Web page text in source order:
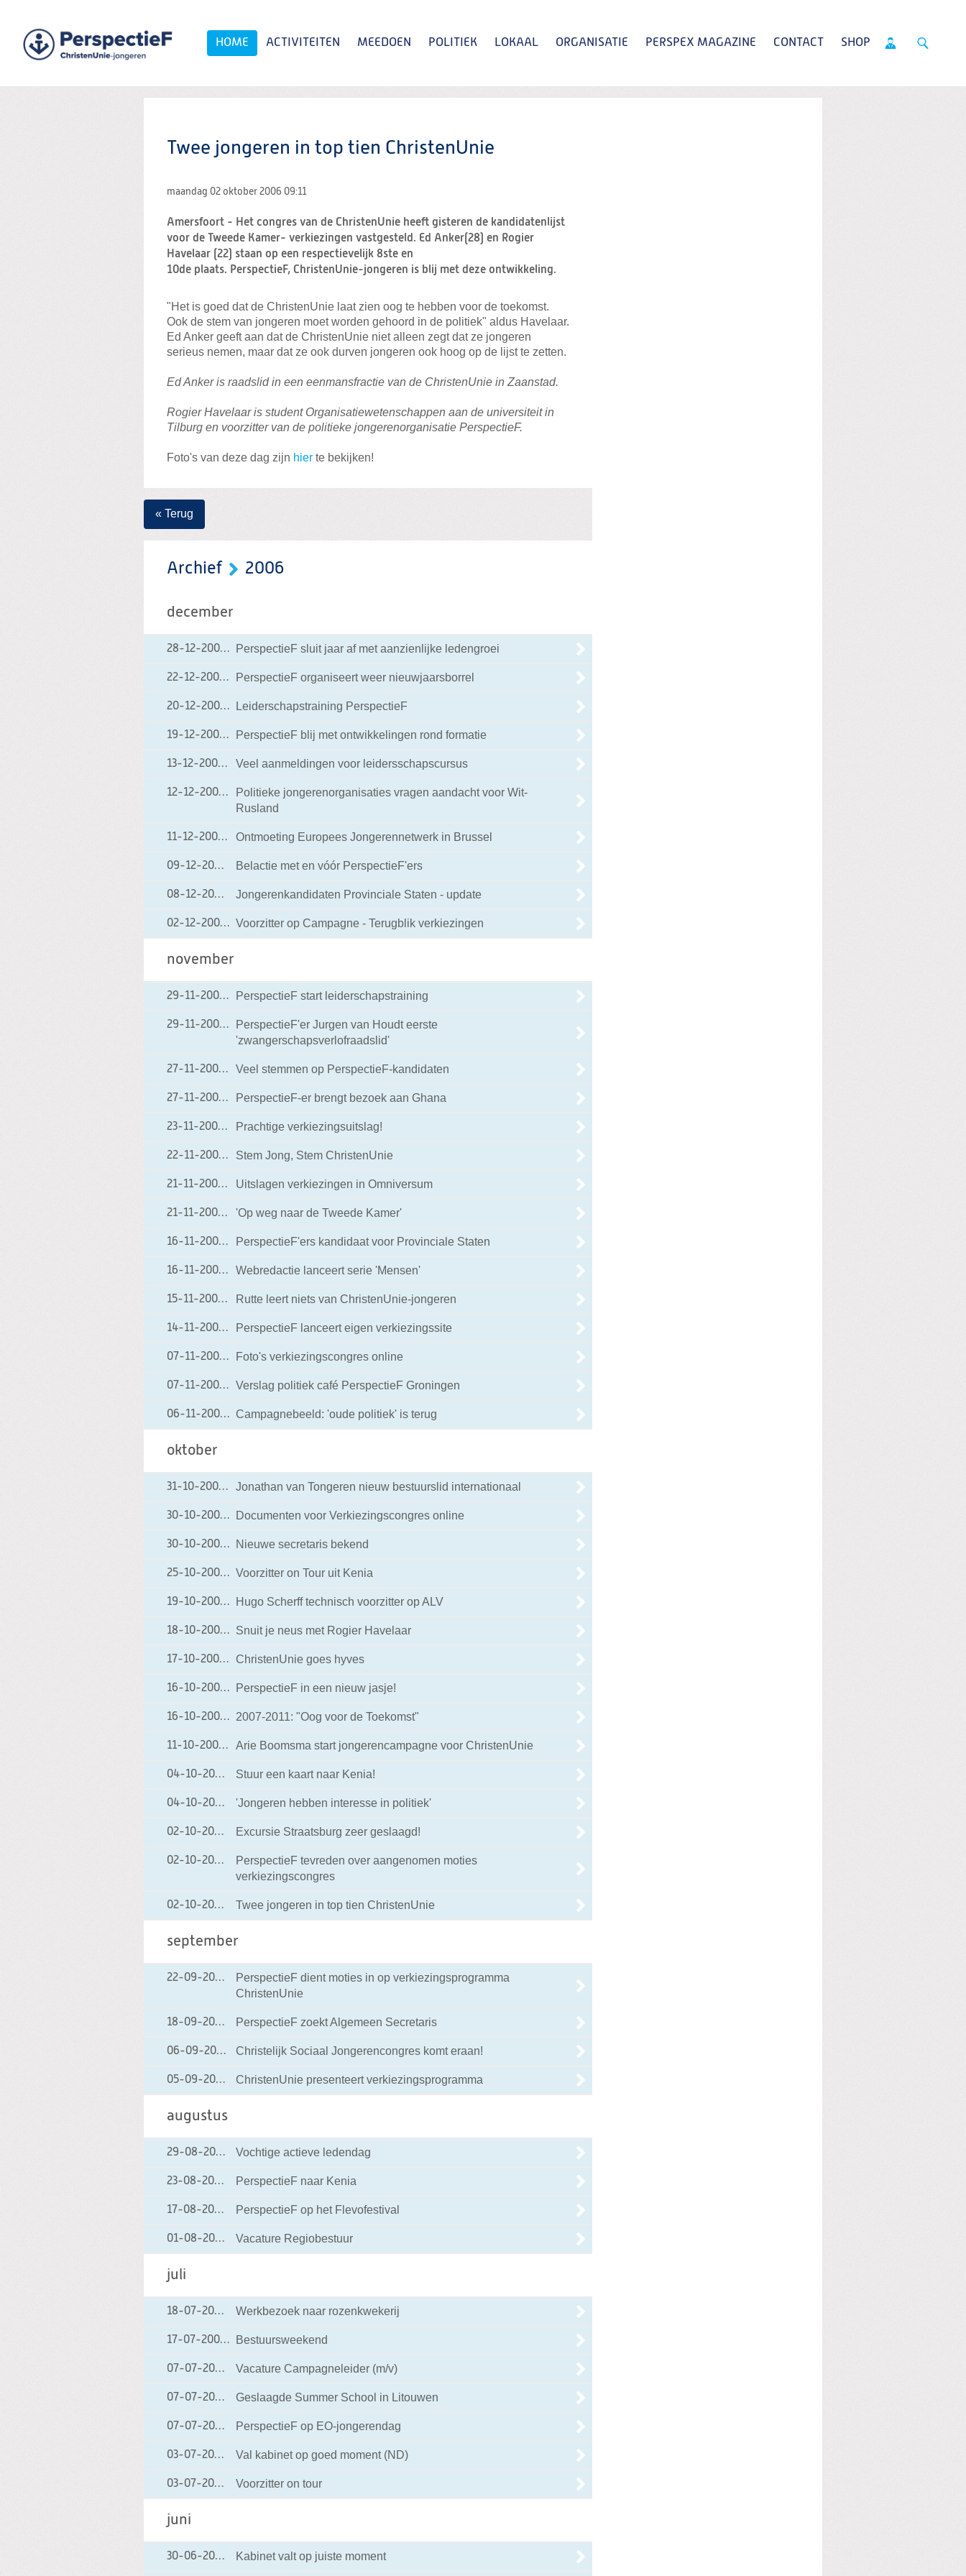
Spring
naar
HOME ACTIVITEITEN MEEDOEN POLITIEK LOKAAL ORGANISATIE PERSPEX MAGAZINE CONTACT SHOP
Twee jongeren in top tien ChristenUnie
maandag 02 oktober 2006 09:11
Amersfoort - Het congres van de ChristenUnie heeft gisteren de kandidatenlijst
voor de Tweede Kamer- verkiezingen vastgesteld. Ed Anker(28) en Rogier
Havelaar (22) staan op een respectievelijk 8ste en
10de plaats. PerspectieF, ChristenUnie-jongeren is blij met deze ontwikkeling.
"Het is goed dat de ChristenUnie laat zien oog te hebben voor de toekomst.
Ook de stem van jongeren moet worden gehoord in de politiek" aldus Havelaar.
Ed Anker geeft aan dat de ChristenUnie niet alleen zegt dat ze jongeren
serieus nemen, maar dat ze ook durven jongeren ook hoog op de lijst te zetten.
Ed Anker is raadslid in een eenmansfractie van de ChristenUnie in Zaanstad.
Rogier Havelaar is student Organisatiewetenschappen aan de universiteit in
Tilburg en voorzitter van de politieke jongerenorganisatie PerspectieF.
Foto's van deze dag zijn hier te bekijken!
« Terug
Archief 2006
december
28-12-200628-12-2006 16:25
PerspectieF sluit jaar af met aanzienlijke ledengroei
22-12-200622-12-2006 16:07
PerspectieF organiseert weer nieuwjaarsborrel
20-12-200620-12-2006 15:04
Leiderschapstraining PerspectieF
19-12-200619-12-2006 13:38
PerspectieF blij met ontwikkelingen rond formatie
13-12-200613-12-2006 15:38
Veel aanmeldingen voor leidersschapscursus
12-12-200612-12-2006 09:12
Politieke jongerenorganisaties vragen aandacht voor Wit-
Rusland
11-12-200611-12-2006 15:18
Ontmoeting Europees Jongerennetwerk in Brussel
09-12-2006 09-12-2006 15:28
Belactie met en vóór PerspectieF'ers
08-12-2006 08-12-2006 11:53
Jongerenkandidaten Provinciale Staten - update
02-12-200602-12-2006 18:48
Voorzitter op Campagne - Terugblik verkiezingen
november
29-11-200629-11-2006 16:55
PerspectieF start leiderschapstraining
29-11-200629-11-2006 07:38
PerspectieF'er Jurgen van Houdt eerste
'zwangerschapsverlofraadslid'
27-11-200627-11-2006 18:20
Veel stemmen op PerspectieF-kandidaten
27-11-200627-11-2006 08:12
PerspectieF-er brengt bezoek aan Ghana
23-11-200623-11-2006 15:57
Prachtige verkiezingsuitslag!
22-11-200622-11-2006 09:00
Stem Jong, Stem ChristenUnie
21-11-200621-11-2006 15:55
Uitslagen verkiezingen in Omniversum
21-11-200621-11-2006 06:17
'Op weg naar de Tweede Kamer'
16-11-200616-11-2006 18:00
PerspectieF'ers kandidaat voor Provinciale Staten
16-11-200616-11-2006 12:15
Webredactie lanceert serie 'Mensen'
15-11-200615-11-2006 00:02
Rutte leert niets van ChristenUnie-jongeren
14-11-200614-11-2006 13:46
PerspectieF lanceert eigen verkiezingssite
07-11-200607-11-2006 20:01
Foto's verkiezingscongres online
07-11-200607-11-2006 07:11
Verslag politiek café PerspectieF Groningen
06-11-200606-11-2006 10:51
Campagnebeeld: 'oude politiek' is terug
oktober
31-10-200631-10-2006 16:02
Jonathan van Tongeren nieuw bestuurslid internationaal
30-10-200630-10-2006 20:13
Documenten voor Verkiezingscongres online
30-10-200630-10-2006 10:39
Nieuwe secretaris bekend
25-10-200625-10-2006 13:02
Voorzitter on Tour uit Kenia
19-10-200619-10-2006 10:03
Hugo Scherff technisch voorzitter op ALV
18-10-200618-10-2006 10:12
Snuit je neus met Rogier Havelaar
17-10-200617-10-2006 10:16
ChristenUnie goes hyves
16-10-200616-10-2006 11:44
PerspectieF in een nieuw jasje!
16-10-200616-10-2006 10:12
2007-2011: "Oog voor de Toekomst"
11-10-200611-10-2006 20:49
Arie Boomsma start jongerencampagne voor ChristenUnie
04-10-2006 04-10-2006 21:04
Stuur een kaart naar Kenia!
04-10-2006 04-10-2006 10:57
'Jongeren hebben interesse in politiek'
02-10-2006 02-10-2006 22:39
Excursie Straatsburg zeer geslaagd!
02-10-2006 02-10-2006 09:15
PerspectieF tevreden over aangenomen moties
verkiezingscongres
02-10-2006 02-10-2006 09:11
Twee jongeren in top tien ChristenUnie
september
22-09-2006 22-09-2006 12:56
PerspectieF dient moties in op verkiezingsprogramma
ChristenUnie
18-09-2006 18-09-2006 17:30
PerspectieF zoekt Algemeen Secretaris
06-09-2006 06-09-2006 15:43
Christelijk Sociaal Jongerencongres komt eraan!
05-09-2006 05-09-2006 15:56
ChristenUnie presenteert verkiezingsprogramma
augustus
29-08-2006 29-08-2006 11:56
Vochtige actieve ledendag
23-08-2006 23-08-2006 12:38
PerspectieF naar Kenia
17-08-2006 17-08-2006 17:38
PerspectieF op het Flevofestival
01-08-2006 01-08-2006 14:19
Vacature Regiobestuur
juli
18-07-2006 18-07-2006 13:06
Werkbezoek naar rozenkwekerij
17-07-200617-07-2006 16:30
Bestuursweekend
07-07-2006 07-07-2006 15:25
Vacature Campagneleider (m/v)
07-07-2006 07-07-2006 14:00
Geslaagde Summer School in Litouwen
07-07-2006 07-07-2006 13:56
PerspectieF op EO-jongerendag
03-07-2006 03-07-2006 16:43
Val kabinet op goed moment (ND)
03-07-2006 03-07-2006 16:08
Voorzitter on tour
juni
30-06-2006 30-06-2006 00:58
Kabinet valt op juiste moment